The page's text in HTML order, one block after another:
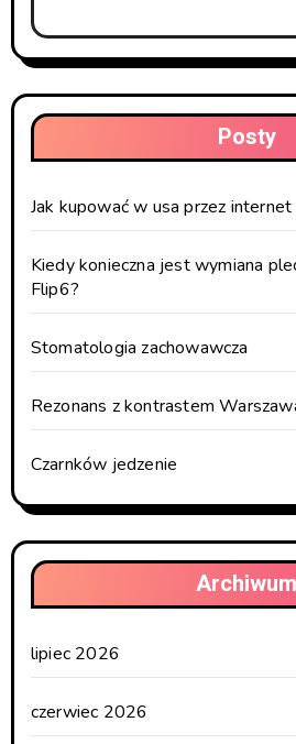
Posty
Jak kupować w usa przez internet
Kiedy konieczna jest wymiana
Flip6?
Stomatologia zachowawcza
Rezonans z kontrastem
Czarnków jedzenie
Archiwum
lipiec 2026
czerwiec 2026